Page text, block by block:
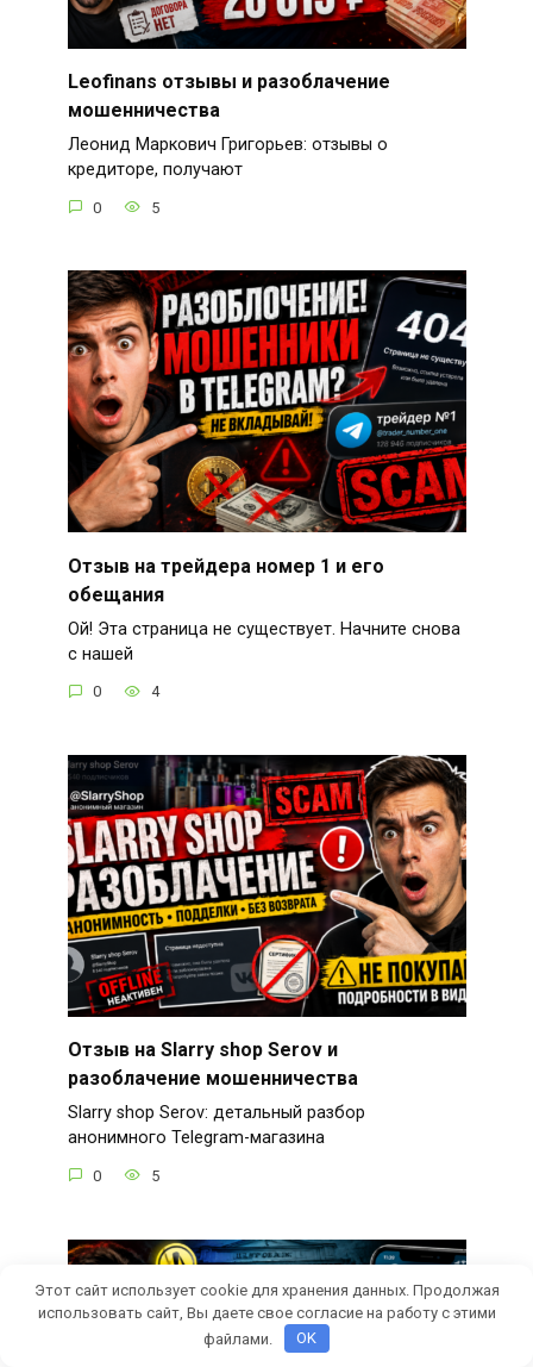
Leofinans отзывы и разоблачение
мошенничества
Леонид Маркович Григорьев: отзывы о
кредиторе, получают
0 5
Отзыв на трейдера номер 1 и его
обещания
Ой! Эта страница не существует. Начните снова
с нашей
0 4
Отзыв на Slarry shop Serov и
разоблачение мошенничества
Slarry shop Serov: детальный разбор
анонимного Telegram-магазина
0 5
Этот сайт использует cookie для хранения данных. Продолжая
использовать сайт, Вы даете свое согласие на работу с этими
файлами.
OK